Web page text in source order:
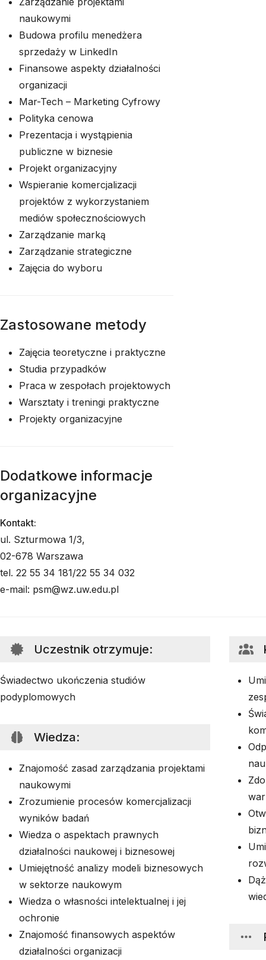
naukowymi
Budowa profilu menedżera
sprzedaży w LinkedIn
Finansowe aspekty działalności
organizacji
Mar-Tech – Marketing Cyfrowy
Polityka cenowa
Prezentacja i wystąpienia
publiczne w biznesie
Projekt organizacyjny
Wspieranie komercjalizacji
projektów z wykorzystaniem
mediów społecznościowych
Zarządzanie marką
Zarządzanie strategiczne
Zajęcia do wyboru
Zastosowane metody
Zajęcia teoretyczne i praktyczne
Studia przypadków
Praca w zespołach projektowych
Warsztaty i treningi praktyczne
Projekty organizacyjne
Dodatkowe informacje
organizacyjne
Kontakt:
ul. Szturmowa 1/3,
02-678 Warszawa
tel. 22 55 34 181/22 55 34 032
e-mail: psm@wz.uw.edu.pl
Uczestnik otrzymuje:
Świadectwo ukończenia studiów
podyplomowych
Wiedza:
Znajomość zasad zarządzania projektami
naukowymi
Zrozumienie procesów komercjalizacji
wyników badań
Wiedza o aspektach prawnych
działalności naukowej i biznesowej
Umiejętność analizy modeli biznesowych
w sektorze naukowym
Wiedza o własności intelektualnej i jej
ochronie
Znajomość finansowych aspektów
działalności organizacji